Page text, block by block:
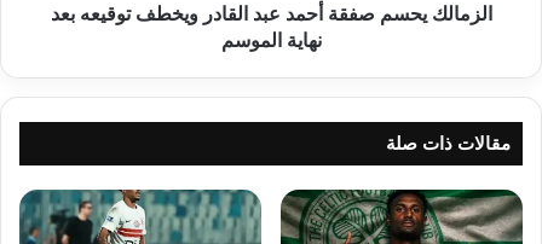
الزمالك يحسم صفقة أحمد عبد القادر ويخطف توقيعه بعد
نهاية الموسم
مقالات ذات صلة